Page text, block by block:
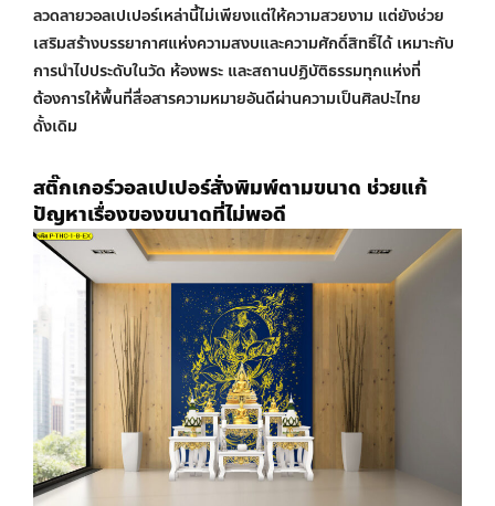
ลวดลายวอลเปเปอร์เหล่านี้ไม่เพียงแต่ให้ความสวยงาม แต่ยังช่วย
เสริมสร้างบรรยากาศแห่งความสงบและความศักดิ์สิทธิ์ได้ เหมาะกับ
การนำไปประดับในวัด ห้องพระ และสถานปฏิบัติธรรมทุกแห่งที่
ต้องการให้พื้นที่สื่อสารความหมายอันดีผ่านความเป็นศิลปะไทย
ดั้งเดิม
สติ๊กเกอร์วอลเปเปอร์สั่งพิมพ์ตามขนาด ช่วยแก้
ปัญหาเรื่องของขนาดที่ไม่พอดี